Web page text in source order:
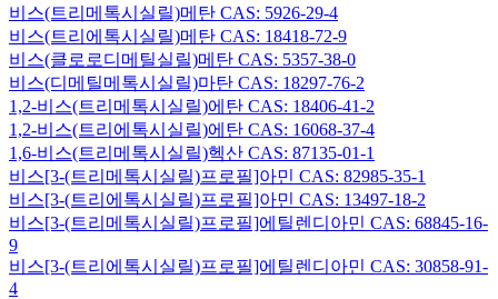
비스(트리메톡시실릴)메탄 CAS: 5926-29-4
비스(트리에톡시실릴)메탄 CAS: 18418-72-9
비스(클로로디메틸실릴)메탄 CAS: 5357-38-0
비스(디메틸메톡시실릴)마탄 CAS: 18297-76-2
1,2-비스(트리메톡시실릴)에탄 CAS: 18406-41-2
1,2-비스(트리에톡시실릴)에탄 CAS: 16068-37-4
1,6-비스(트리메톡시실릴)헥산 CAS: 87135-01-1
비스[3-(트리메톡시실릴)프로필]아민 CAS: 82985-35-1
비스[3-(트리에톡시실릴)프로필]아민 CAS: 13497-18-2
비스[3-(트리메톡시실릴)프로필]에틸렌디아민 CAS: 68845-16-
9
비스[3-(트리에톡시실릴)프로필]에틸렌디아민 CAS: 30858-91-
4